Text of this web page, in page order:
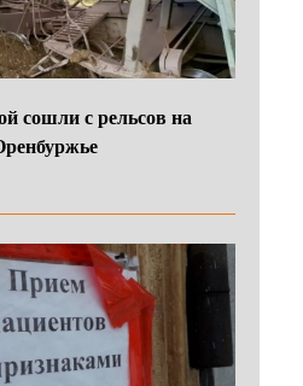
сошли с рельсов на